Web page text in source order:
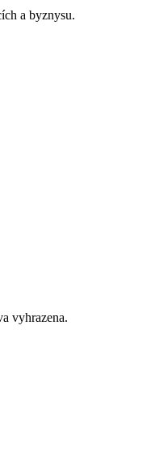
a byznysu.
vyhrazena.